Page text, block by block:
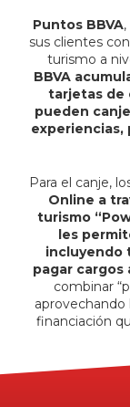
Puntos BBVA
sus clientes
turismo a
BBVA
tarjetas de
pueden
experiencias,
Para el canje,
Online a
turismo
les
incluyendo
pagar cargos
combinar
financiación